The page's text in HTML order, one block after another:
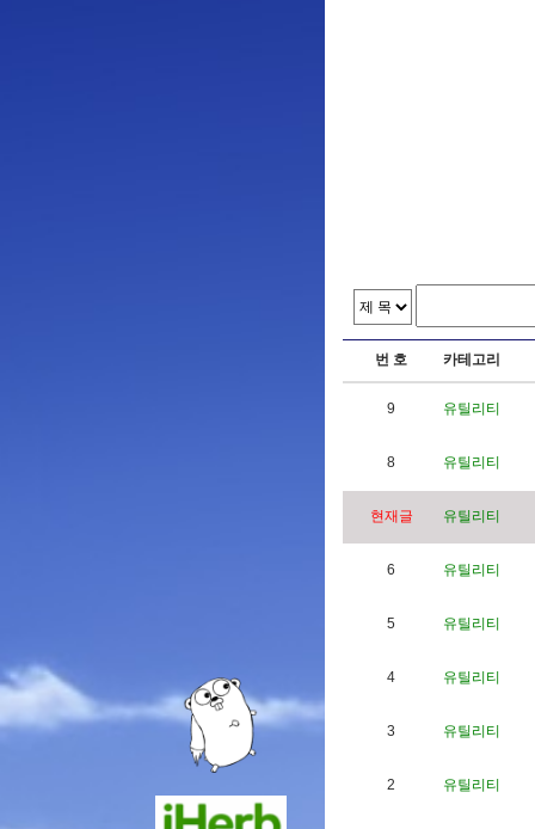
번 호 카테고리
9 유틸리티
8 유틸리티
현재글 유틸리티
6 유틸리티
5 유틸리티
4 유틸리티
3 유틸리티
2 유틸리티